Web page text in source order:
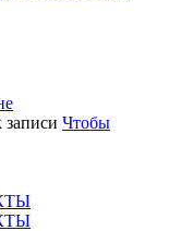
записи Чтобы